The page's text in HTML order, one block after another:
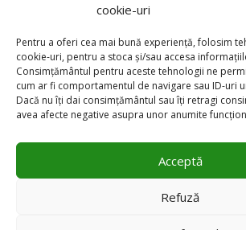
cookie-uri
Pentru a oferi cea mai bună experiență, folosim
cookie-uri, pentru a stoca și/sau accesa
Consimțământul pentru aceste tehnologii ne
cum ar fi comportamentul de navigare sau ID-uri
Dacă nu îți dai consimțământul sau îți retragi
avea afecte negative asupra unor anumite
Acceptă
Refuză
 Str. Trandafirilor 24,
office@pneumobt.ro